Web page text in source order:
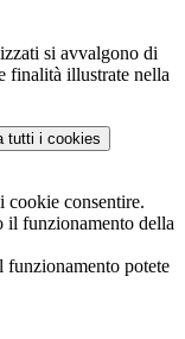
si avvalgono di
finalità illustrate nella
tutti i cookies
cookie consentire.
il funzionamento della
funzionamento potete